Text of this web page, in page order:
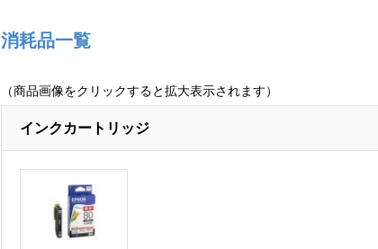
消耗品一覧
（商品画像をクリックすると拡大表示されます）
インクカートリッジ